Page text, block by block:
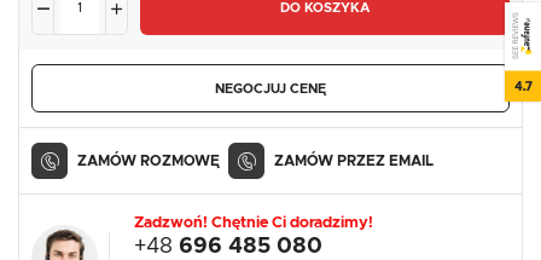
DO KOSZYKA
NEGOCJUJ CENĘ
ZAMÓW ROZMOWĘ ZAMÓW PRZEZ EMAIL
Zadzwoń! Chętnie Ci doradzimy!
+48 696 485 080
SEE REVIEWS
4.7